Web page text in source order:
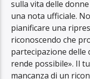
sulla vita delle
una nota ufficiale.
pianificare una
riconoscendo che
partecipazione delle
rende possibile». Il
mancanza di un